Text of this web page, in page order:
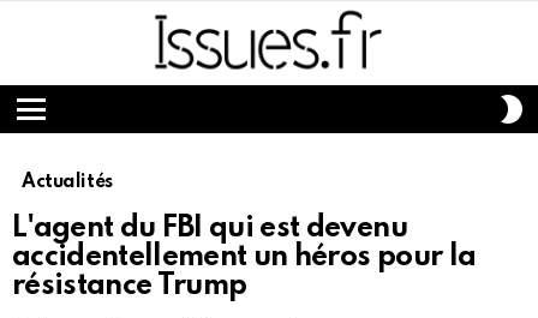
Menu
Actualités
L'agent du FBI qui est devenu
accidentellement un héros pour la
résistance Trump